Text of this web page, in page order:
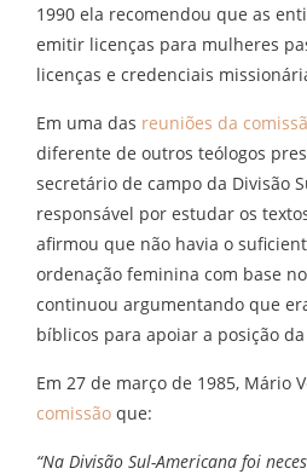
1990 ela recomendou que as
emitir licenças para mulheres
licenças e credenciais
Em uma das reuniões da
diferente de outros teólogos
secretário de campo da Divisão
responsável por estudar os
afirmou que não havia o
ordenação feminina com base
continuou argumentando que
bíblicos para apoiar a posição da
Em 27 de março de 1985, Mário
comissão que:
“Na Divisão Sul-Americana foi